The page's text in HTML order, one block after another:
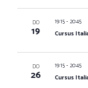
DO
19
19:15- 20:45
Cursus
DO
26
19:15- 20:45
Cursus